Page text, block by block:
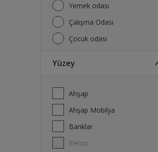
Yemek odası
Çalışma Odası
Çocuk odası
Yüzey
Ahşap
Ahşap Mobilya
Banklar
Beton